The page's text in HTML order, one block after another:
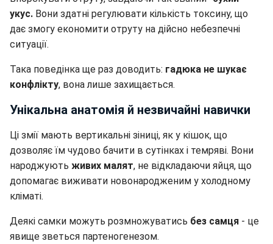
укус. Вони здатні регулювати кількість токсину, що
дає змогу економити отруту на дійсно небезпечні
ситуації.
Така поведінка ще раз доводить: гадюка не шукає
конфлікту, вона лише захищається.
Унікальна анатомія й незвичайні навички
Ці змії мають вертикальні зіниці, як у кішок, що
дозволяє їм чудово бачити в сутінках і темряві. Вони
народжують живих малят, не відкладаючи яйця, що
допомагає виживати новонародженим у холодному
кліматі.
Деякі самки можуть розмножуватись без самця - це
явище зветься партеногенезом.